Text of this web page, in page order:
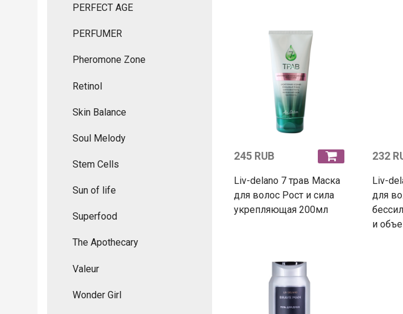
245 RUB
Liv-delano 7 трав Маска
для волос Рост и сила
укрепляющая 200мл
232
Liv-
для
и
PERFECT AGE
PERFUMER
Pheromone Zone
Retinol
Skin Balance
Soul Melody
Stem Cells
Sun of life
Superfood
The Apothecary
Valeur
Wonder Girl